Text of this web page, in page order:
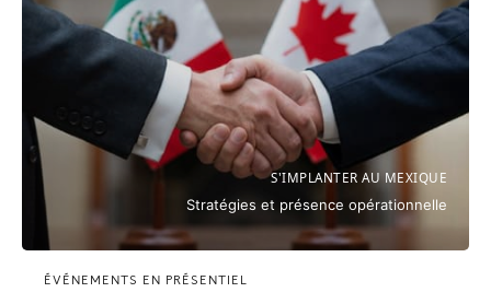
ÉVÉNEMENTS EN PRÉSENTIEL
S'IMPLANTER AU MEXIQUE
Stratégies et présence opérationnelle